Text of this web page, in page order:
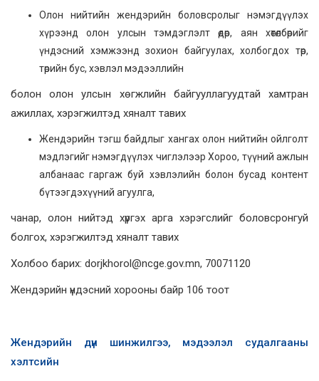
Олон нийтийн жендэрийн боловсролыг нэмэгдүүлэх
хүрээнд олон улсын тэмдэглэлт өдөр, аян хөтөлбөрийг
үндэсний хэмжээнд зохион байгуулах, холбогдох төр,
төрийн бус, хэвлэл мэдээллийн
болон олон улсын хөгжлийн байгууллагуудтай хамтран
ажиллах, хэрэгжилтэд хяналт тавих
Жендэрийн тэгш байдлыг хангах олон нийтийн ойлголт
мэдлэгийг нэмэгдүүлэх чиглэлээр Хороо, түүний ажлын
албанаас гаргаж буй хэвлэлийн болон бусад контент
бүтээгдэхүүний агуулга,
чанар, олон нийтэд хүргэх арга хэрэгслийг боловсронгуй
болгох, хэрэгжилтэд хяналт тавих
Холбоо барих: dorjkhorol@ncge.gov.mn, 70071120
Жендэрийн үндэсний хорооны байр 106 тоот
Жендэрийн дүн шинжилгээ, мэдээлэл судалгааны
хэлтсийн